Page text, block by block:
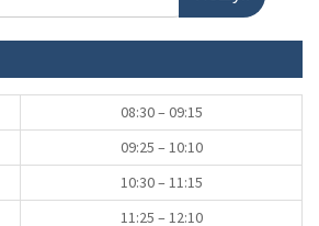
08:30 – 09:15
09:25 – 10:10
10:30 – 11:15
11:25 – 12:10